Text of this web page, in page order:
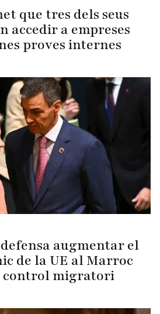
que tres dels seus
accedir a empreses
proves internes
augmentar el
de la UE al Marroc
control migratori